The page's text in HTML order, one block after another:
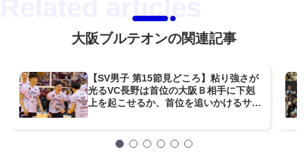
大阪ブルテオンの関連記事
【SV男子 第15節見どころ】粘り強さが
光るVC長野は首位の大阪Ｂ相手に下剋
上を起こせるか、首位を追いかけるサン